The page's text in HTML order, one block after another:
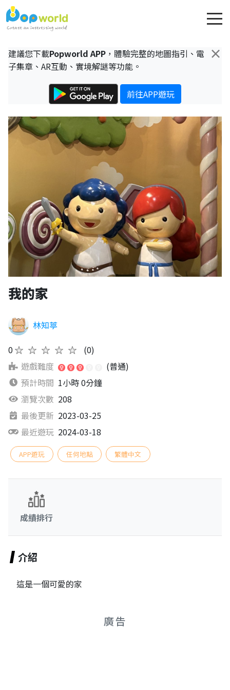
×
建議您下載Popworld APP ，體驗完整的地圖指引、電
子集章、AR互動、實境解謎等功能。
前往APP遊玩
我的家
林知葶
0★★★★★
(0)
遊戲難度
(普通)
預計時間 1小時 0分鐘
瀏覽次數 208
最後更新 2023-03-25
最近遊玩 2024-03-18
APP遊玩 任何地點 繁體中文
成績排行
介紹
這是一個可愛的家
廣告